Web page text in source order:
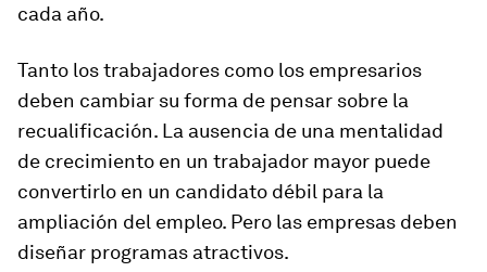
cada año.
Tanto los trabajadores como los empresarios
deben cambiar su forma de pensar sobre la
recualificación. La ausencia de una mentalidad
de crecimiento en un trabajador mayor puede
convertirlo en un candidato débil para la
ampliación del empleo. Pero las empresas deben
diseñar programas atractivos.